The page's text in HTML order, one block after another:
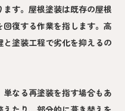
す。屋根塗装は既存の屋根
復する作業を指します。高
塗装工程で劣化を抑えるの
なる再塗装を指す場合もあ